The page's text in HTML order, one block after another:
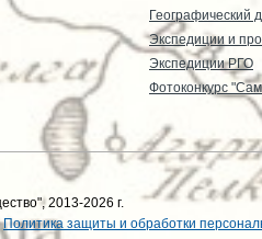
Географический
Экспедиции и
Экспедиции РГО
Фотоконкурс
2013-2026 г.
Политика защиты и обработки